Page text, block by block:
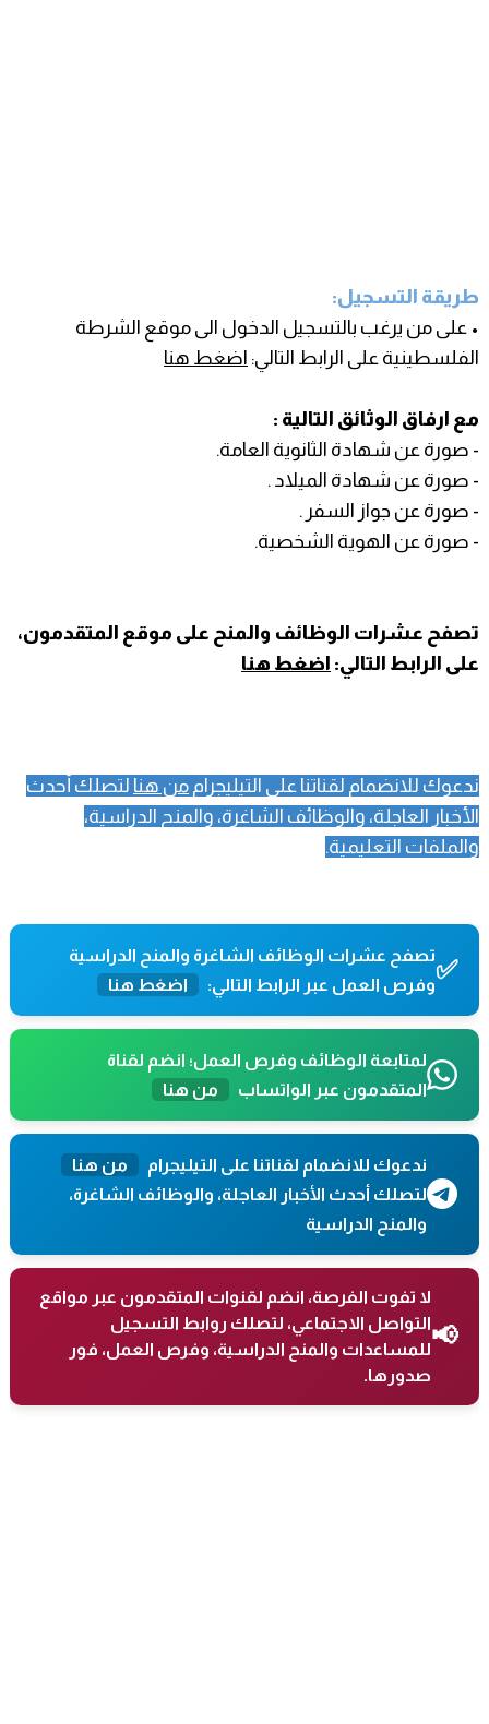
طريقة التسجيل:
• على من يرغب بالتسجيل الدخول الى موقع الشرطة
الفلسطينية على الرابط التالي: اضغط هنا
مع ارفاق الوثائق التالية :
- صورة عن شهادة الثانوية العامة.
- صورة عن شهادة الميلاد .
- صورة عن جواز السفر .
- صورة عن الهوية الشخصية.
تصفح عشرات الوظائف والمنح على موقع المتقدمون،
على الرابط التالي: اضغط هنا
ندعوك للانضمام لقناتنا على التيليجرام من هنا لتصلك أحدث
الأخبار العاجلة، والوظائف الشاغرة، والمنح الدراسية،
والملفات التعليمية.
✅تصفح عشرات الوظائف الشاغرة والمنح الدراسية
وفرص العمل عبر الرابط التالي:
اضغط هنا
لمتابعة الوظائف وفرص العمل؛ انضم لقناة
المتقدمون عبر الواتساب
من هنا
ندعوك للانضمام لقناتنا على التيليجرام
من هنا
لتصلك أحدث الأخبار العاجلة، والوظائف الشاغرة،
والمنح الدراسية
📢
لا تفوت الفرصة، انضم لقنوات المتقدمون عبر مواقع
التواصل الاجتماعي، لتصلك روابط التسجيل
للمساعدات والمنح الدراسية، وفرص العمل، فور
صدورها.